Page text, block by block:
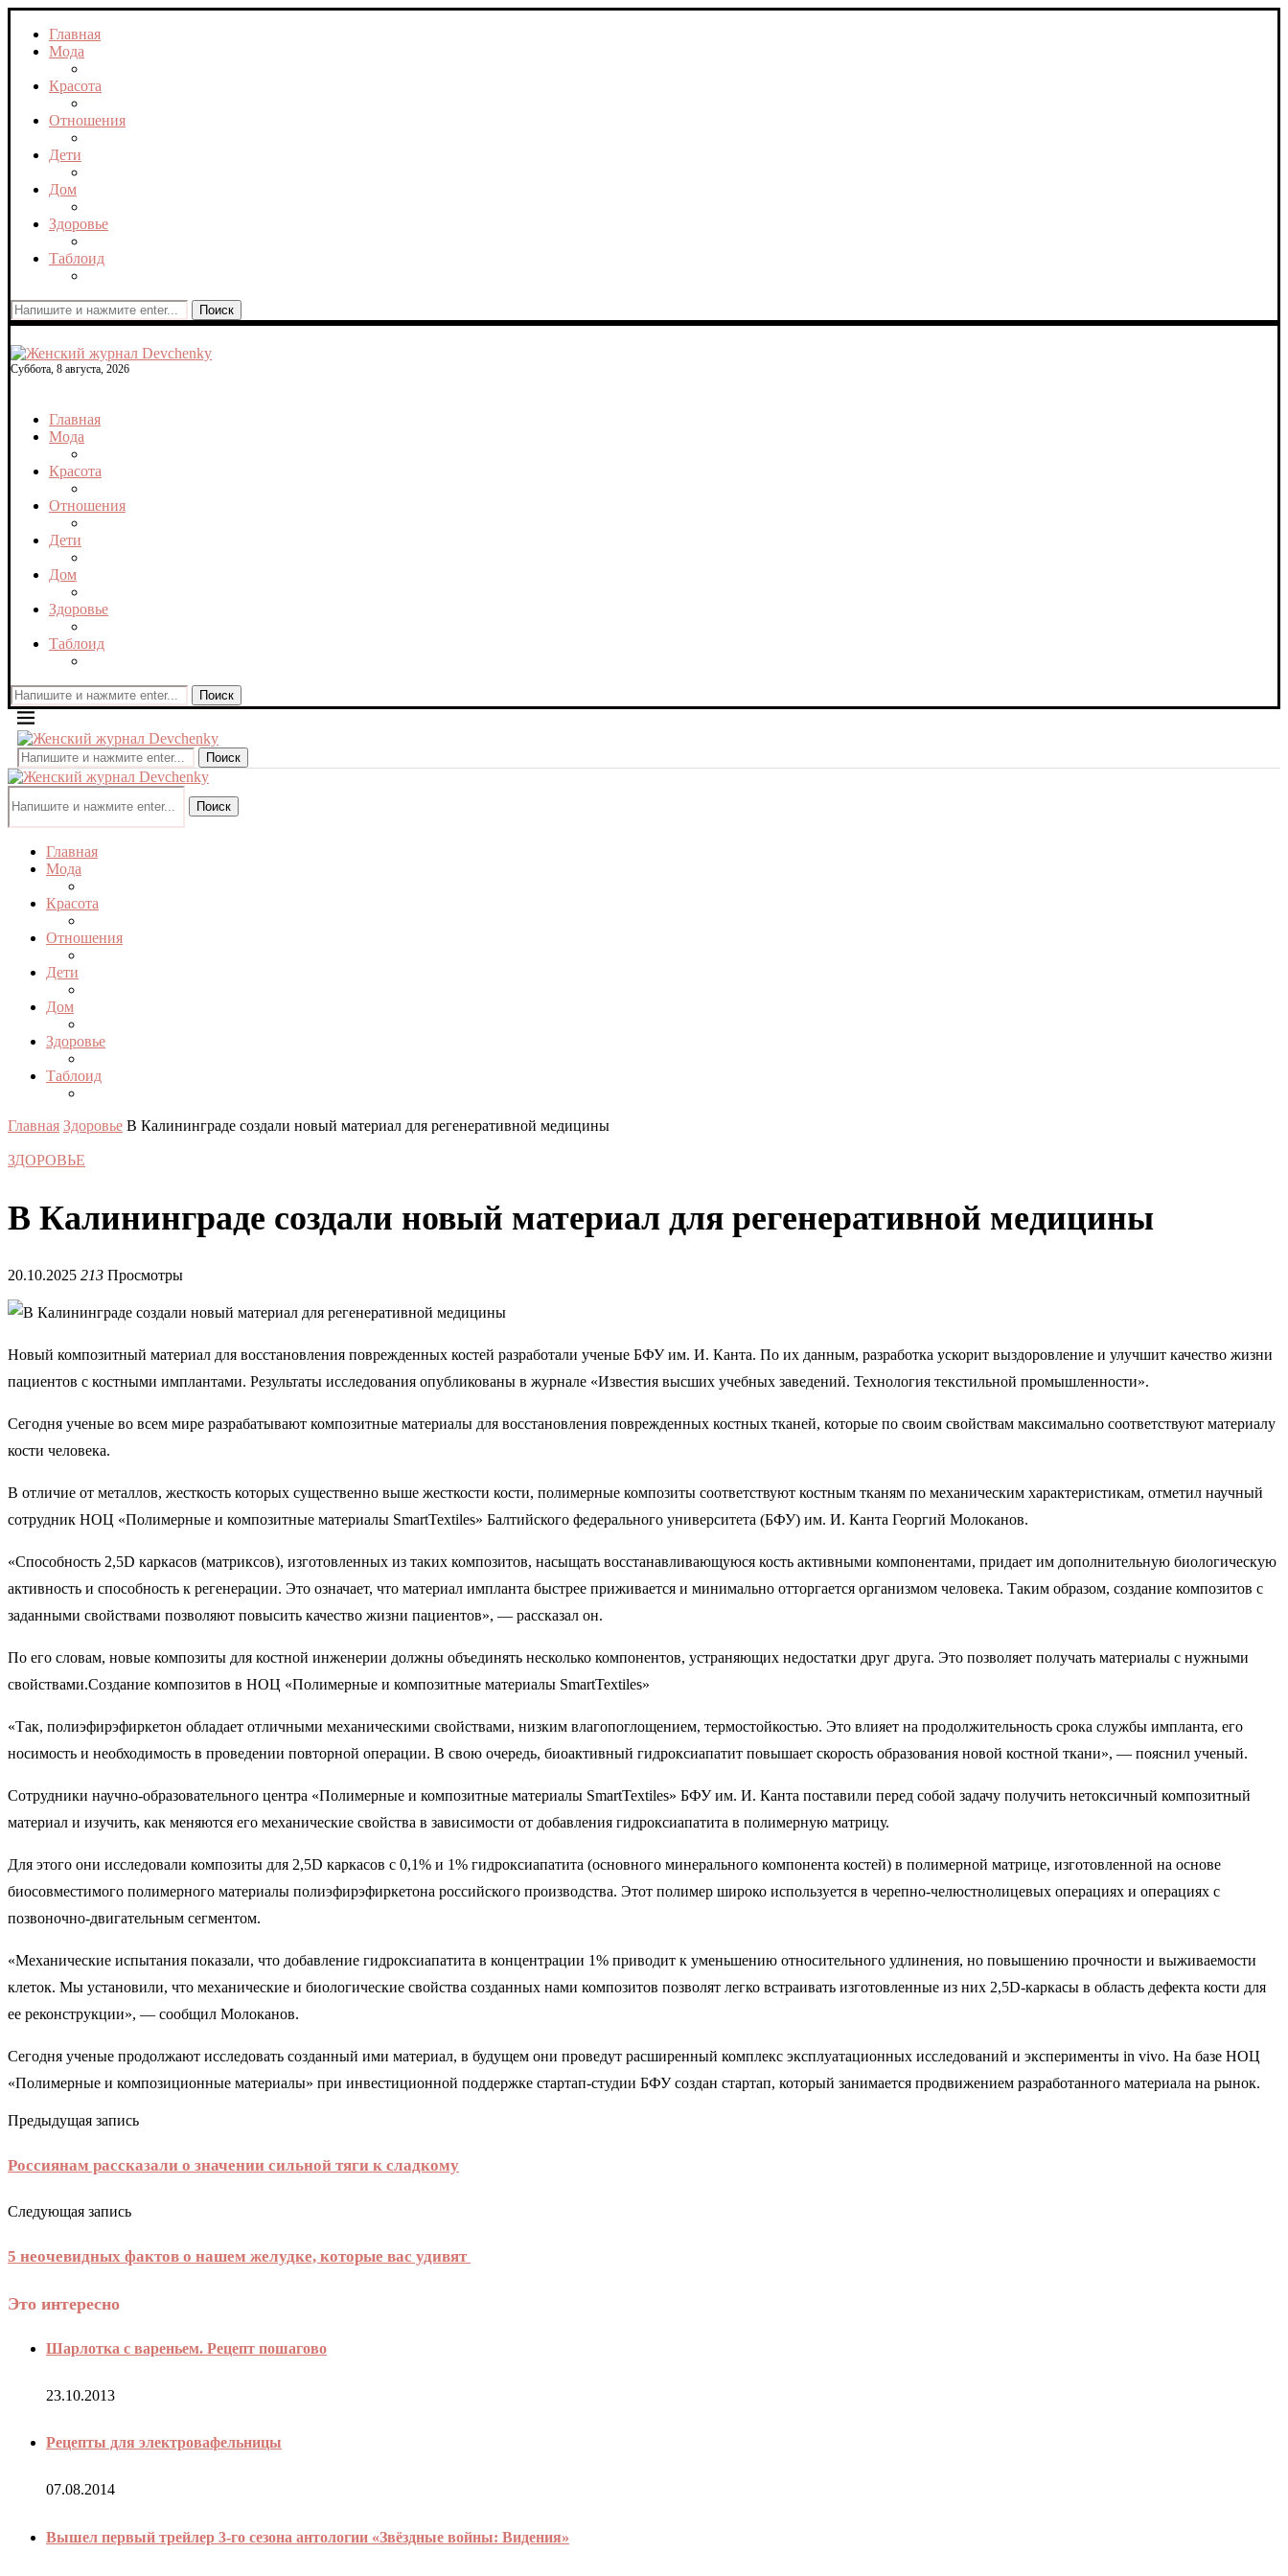
Главная
Мода
Красота
Отношения
Дети
Дом
Здоровье
Таблоид
Поиск
Суббота, 8 августа, 2026
Главная
Мода
Красота
Отношения
Дети
Дом
Здоровье
Таблоид
Поиск
Поиск
Поиск
Главная
Мода
Красота
Отношения
Дети
Дом
Здоровье
Таблоид
Главная Здоровье В Калининграде создали новый материал для регенеративной медицины
ЗДОРОВЬЕ
В Калининграде создали новый материал для регенеративной медицины
20.10.2025 213 Просмотры
Новый композитный материал для восстановления поврежденных костей разработали ученые БФУ им. И. Канта. По их данным, разработка ускорит выздоровление и улучшит качество жизни
пациентов с костными имплантами. Результаты исследования опубликованы в журнале «Известия высших учебных заведений. Технология текстильной промышленности».
Сегодня ученые во всем мире разрабатывают композитные материалы для восстановления поврежденных костных тканей, которые по своим свойствам максимально соответствуют материалу
кости человека.
В отличие от металлов, жесткость которых существенно выше жесткости кости, полимерные композиты соответствуют костным тканям по механическим характеристикам, отметил научный
сотрудник НОЦ «Полимерные и композитные материалы SmartTextiles» Балтийского федерального университета (БФУ) им. И. Канта Георгий Молоканов.
«Способность 2,5D каркасов (матриксов), изготовленных из таких композитов, насыщать восстанавливающуюся кость активными компонентами, придает им дополнительную биологическую
активность и способность к регенерации. Это означает, что материал импланта быстрее приживается и минимально отторгается организмом человека. Таким образом, создание композитов с
заданными свойствами позволяют повысить качество жизни пациентов», — рассказал он.
По его словам, новые композиты для костной инженерии должны объединять несколько компонентов, устраняющих недостатки друг друга. Это позволяет получать материалы с нужными
свойствами.Создание композитов в НОЦ «Полимерные и композитные материалы SmartTextiles»
«Так, полиэфирэфиркетон обладает отличными механическими свойствами, низким влагопоглощением, термостойкостью. Это влияет на продолжительность срока службы импланта, его
носимость и необходимость в проведении повторной операции. В свою очередь, биоактивный гидроксиапатит повышает скорость образования новой костной ткани», — пояснил ученый.
Сотрудники научно-образовательного центра «Полимерные и композитные материалы SmartTextiles» БФУ им. И. Канта поставили перед собой задачу получить нетоксичный композитный
материал и изучить, как меняются его механические свойства в зависимости от добавления гидроксиапатита в полимерную матрицу.
Для этого они исследовали композиты для 2,5D каркасов с 0,1% и 1% гидроксиапатита (основного минерального компонента костей) в полимерной матрице, изготовленной на основе
биосовместимого полимерного материалы полиэфирэфиркетона российского производства. Этот полимер широко используется в черепно-челюстнолицевых операциях и операциях с
позвоночно-двигательным сегментом.
«Механические испытания показали, что добавление гидроксиапатита в концентрации 1% приводит к уменьшению относительного удлинения, но повышению прочности и выживаемости
клеток. Мы установили, что механические и биологические свойства созданных нами композитов позволят легко встраивать изготовленные из них 2,5D-каркасы в область дефекта кости для
ее реконструкции», — сообщил Молоканов.
Сегодня ученые продолжают исследовать созданный ими материал, в будущем они проведут расширенный комплекс эксплуатационных исследований и эксперименты in vivo. На базе НОЦ
«Полимерные и композиционные материалы» при инвестиционной поддержке стартап-студии БФУ создан стартап, который занимается продвижением разработанного материала на рынок.
Предыдущая запись
Россиянам рассказали о значении сильной тяги к сладкому
Следующая запись
5 неочевидных фактов о нашем желудке, которые вас удивят
Это интересно
Шарлотка с вареньем. Рецепт пошагово
23.10.2013
Рецепты для электровафельницы
07.08.2014
Вышел первый трейлер 3‑го сезона антологии «Звёздные войны: Видения»